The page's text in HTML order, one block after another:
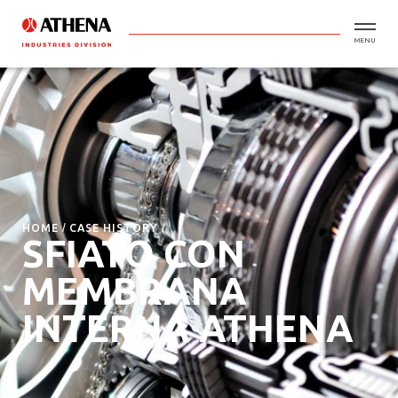
MENU
HOME CASE HISTORY
SFIATO CON
MEMBRANA
INTERNA ATHENA